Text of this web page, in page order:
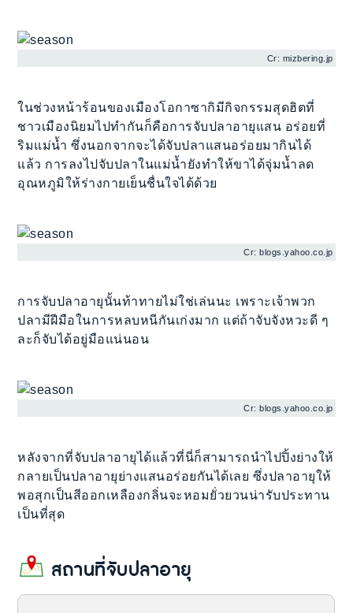
Cr: mizbering.jp
ในช่วงหน้าร้อนของเมืองโอกาซากิมีกิจกรรมสุดฮิตที่
ชาวเมืองนิยมไปทำกันก็คือการจับปลาอายุแสน อร่อยที่
ริมแม่น้ำ ซึ่งนอกจากจะได้จับปลาแสนอร่อยมากินได้
แล้ว การลงไปจับปลาในแม่น้ำยังทำให้ขาได้จุ่มน้ำลด
อุณหภูมิให้ร่างกายเย็นชื่นใจได้ด้วย
Cr: blogs.yahoo.co.jp
การจับปลาอายุนั้นท้าทายไม่ใช่เล่นนะ เพราะเจ้าพวก
ปลามีฝีมือในการหลบหนีกันเก่งมาก แต่ถ้าจับจังหวะดี ๆ
ละก็จับได้อยู่มือแน่นอน
Cr: blogs.yahoo.co.jp
หลังจากที่จับปลาอายุได้แล้วที่นี่ก็สามารถนำไปปิ้งย่างให้
กลายเป็นปลาอายุย่างแสนอร่อยกันได้เลย ซึ่งปลาอายุให้
พอสุกเป็นสีออกเหลืองกลิ่นจะหอมยั่วยวนน่ารับประทาน
เป็นที่สุด
สถานที่จับปลาอายุ